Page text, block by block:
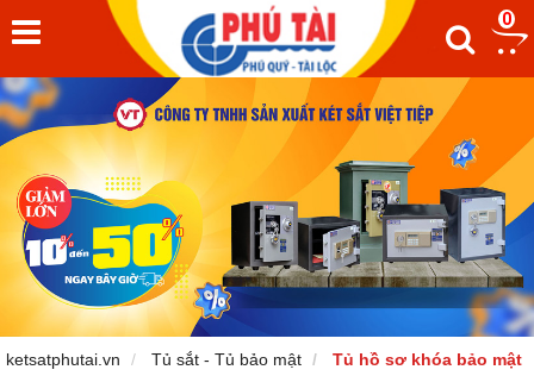
0
ketsatphutai.vn Tủ sắt - Tủ bảo mật Tủ hồ sơ khóa bảo mật